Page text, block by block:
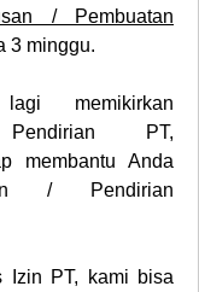
/ Pembuatan
3 minggu.
memikirkan
PT,
membantu Anda
/ Pendirian
Izin PT, kami bisa